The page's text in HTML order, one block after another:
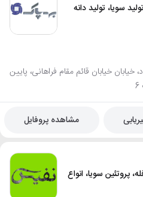
سویا، تولید دانه
هاشم آباد، خیابان خیابان قائم مقام فراهانی، پایین
مشاهده پروفایل
پروتئین سویا، انواع